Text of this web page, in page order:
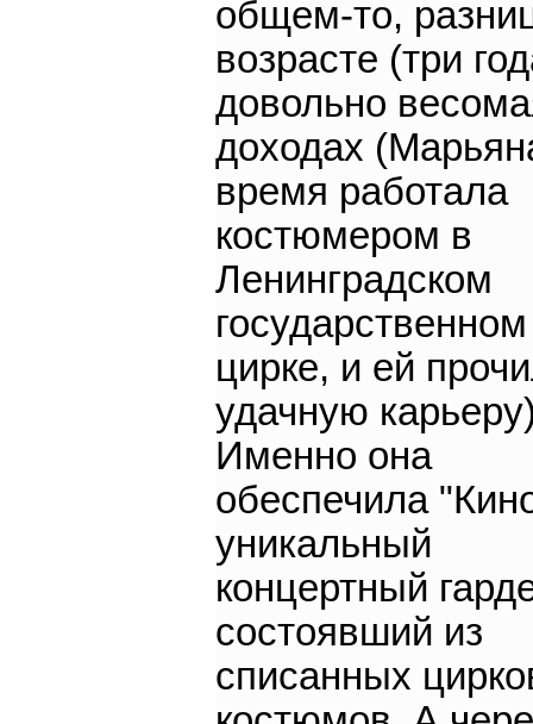
общем-то,
возрасте (три
довольно
доходах
время работала
костюмером в
Ленинградском
государственном
цирке, и ей
удачную
Именно она
обеспечила
уникальный
концертный
состоявший из
списанных